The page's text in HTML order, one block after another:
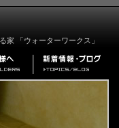
家 「ウォーターワークス」